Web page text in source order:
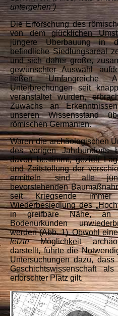
untergehen“)
Die Erforschung des
von dem glücklichen
jüngere Überbauung in
befindliche Siedlungsareal
und sich daher große,
gewünschter Auswahl
ließen. Umfangreiche
Unterbrechungen seit
veranstaltet wurden,
Zuwachs an
unseren Wissensstand
römischen Germanien.
Waren die archäologischen
des vorigen Jahrhunderts
davon bestimmt, gezielt
und Zeitstellung der
ermitteln, sind alle
bevorstehenden
seit Kriegsende immer
Wiederbesiedlung des
in greifbare Nähe, an
Bodenurkunden
werden (Abb. 1). Obwohl
letzteMöglichkeit
darstellt, führte die
Untersuchungen dazu,
Geschichtswissenschaft
erforschter Platz gilt.